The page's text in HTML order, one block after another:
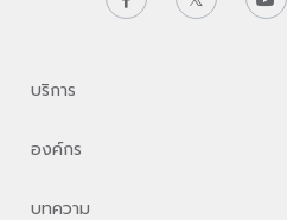
บริการ
องค์กร
บทความ